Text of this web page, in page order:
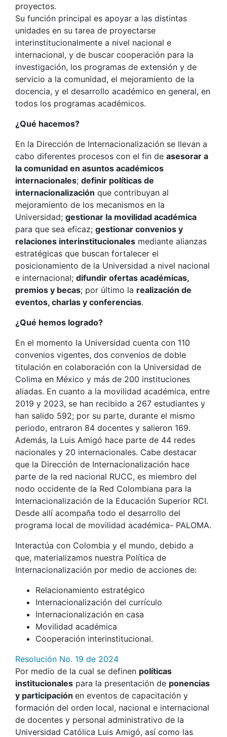
proyectos.
Su función principal es apoyar a las distintas
unidades en su tarea de proyectarse
interinstitucionalmente a nivel nacional e
internacional, y de buscar cooperación para la
investigación, los programas de extensión y de
servicio a la comunidad, el mejoramiento de la
docencia, y el desarrollo académico en general, en
todos los programas académicos.
¿Qué hacemos?
En la Dirección de Internacionalización se llevan a
cabo diferentes procesos con el fin de asesorar a
la comunidad en asuntos académicos
internacionales; definir políticas de
internacionalización que contribuyan al
mejoramiento de los mecanismos en la
Universidad; gestionar la movilidad académica
para que sea eficaz; gestionar convenios y
relaciones interinstitucionales mediante alianzas
estratégicas que buscan fortalecer el
posicionamiento de la Universidad a nivel nacional
e internacional; difundir ofertas académicas,
premios y becas; por último la realización de
eventos, charlas y conferencias.
¿Qué hemos logrado?
En el momento la Universidad cuenta con 110
convenios vigentes, dos convenios de doble
titulación en colaboración con la Universidad de
Colima en México y más de 200 instituciones
aliadas. En cuanto a la movilidad académica, entre
2019 y 2023, se han recibido a 267 estudiantes y
han salido 592; por su parte, durante el mismo
periodo, entraron 84 docentes y salieron 169.
Además, la Luis Amigó hace parte de 44 redes
nacionales y 20 internacionales. Cabe destacar
que la Dirección de Internacionalización hace
parte de la red nacional RUCC, es miembro del
nodo occidente de la Red Colombiana para la
Internacionalización de la Educación Superior RCI.
Desde allí acompaña todo el desarrollo del
programa local de movilidad académica- PALOMA.
Interactúa con Colombia y el mundo, debido a
que, materializamos nuestra Política de
Internacionalización por medio de acciones de:
Relacionamiento estratégico
Internacionalización del currículo
Internacionalización en casa
Movilidad académica
Cooperación interinstitucional.
Resolución No. 19 de 2024
Por medio de la cual se definen políticas
institucionales para la presentación de ponencias
y participación en eventos de capacitación y
formación del orden local, nacional e internacional
de docentes y personal administrativo de la
Universidad Católica Luis Amigó, así como las